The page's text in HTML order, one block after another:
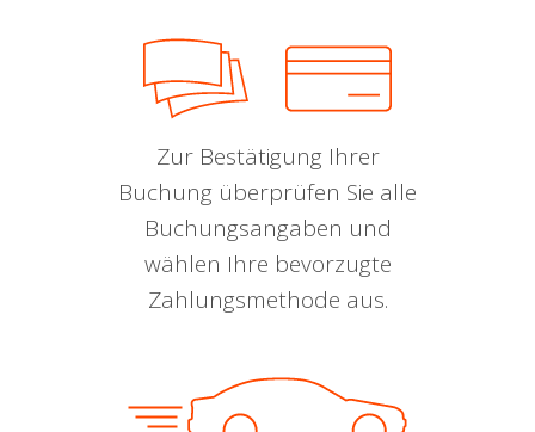
Zur Bestätigung Ihrer
Buchung überprüfen Sie alle
Buchungsangaben und
wählen Ihre bevorzugte
Zahlungsmethode aus.